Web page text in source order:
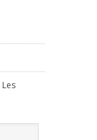
Les